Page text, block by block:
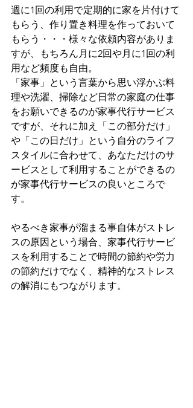
週に1回の利用で定期的に家を片付けて
もらう、作り置き料理を作っておいて
もらう・・・様々な依頼内容がありま
すが、もちろん月に2回や月に1回の利
用など頻度も自由。
「家事」という言葉から思い浮かぶ料
理や洗濯、掃除など日常の家庭の仕事
をお願いできるのが家事代行サービス
ですが、それに加え「この部分だけ」
や「この日だけ」という自分のライフ
スタイルに合わせて、あなただけのサ
ービスとして利用することができるの
が家事代行サービスの良いところで
す。
やるべき家事が溜まる事自体がストレ
スの原因という場合、家事代行サービ
スを利用することで時間の節約や労力
の節約だけでなく、精神的なストレス
の解消にもつながります。